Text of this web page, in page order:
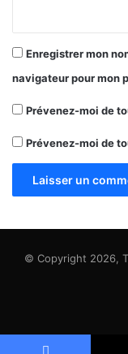
Enregistrer mon
navigateur pour mon
Prévenez-moi de
Prévenez-moi de
© Copyright 2026,